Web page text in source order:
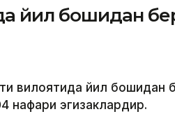
йил бошидан
вилоятида йил бошидан
нафари эгизаклардир.